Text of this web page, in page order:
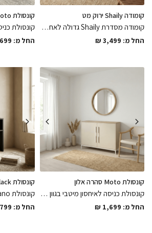
קומודה Shaily ירוק מט
קומודה מסדרת Shaily גדולה לאחסון נח ופרקטי עם מגירות ודלתות טריקה שקטה עם חורי אוורור בגב הקומודה צבועה בתנור בגוון ירוק מט , מגיעה מורכבת ומוכנה לשימוש
החל מ: ₪ 3,499
קונסולת Moto אפור
החל מ:
קונסולת Moto סהרה אלון
קונסולת כניסה לאיחסון מיטבי בגוון סהרה ואלון מבוקע בשילוב ידיות ורגלי מתכת דקיקות צבועות בתנור בגוון לבן במידות לבחירה
החל מ: ₪ 1,699
קונסולת Nano Black
החל מ: